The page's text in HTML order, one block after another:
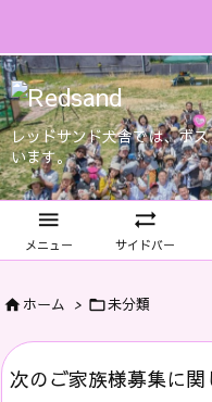
レッドサンド犬舎では、ボ
います。

メニュー

サイドバー
ホーム > 未分類
次のご家族様募集に関